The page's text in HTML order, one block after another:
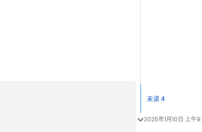
未读 4
2025年1月10日 上午